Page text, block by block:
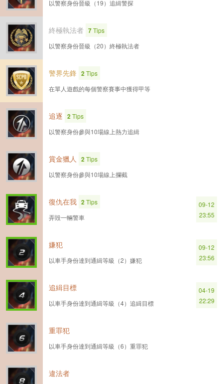
以警察身份晉級（19）追緝警探
終極執法者 7Tips
以警察身份晉級（20）終極執法者
警界先鋒 2Tips
在單人遊戲的每個警察賽事中獲得甲等
追逐 2Tips
以警察身份參與10場線上熱力追緝
賞金獵人 2Tips
以警察身份參與10場線上攔截
復仇在我 2Tips
弄毀一輛警車
09-12
23:55
嫌犯
以車手身份達到通緝等級（2）嫌犯
09-12
23:56
追緝目標
以車手身份達到通緝等級（4）追緝目標
04-19
22:29
重罪犯
以車手身份達到通緝等級（6）重罪犯
違法者